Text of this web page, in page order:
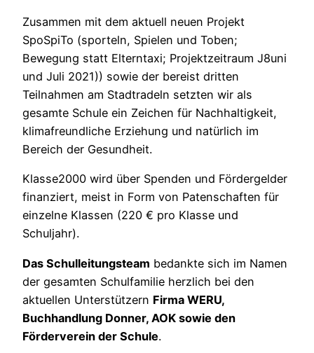
Zusammen mit dem aktuell neuen Projekt
SpoSpiTo (sporteln, Spielen und Toben;
Bewegung statt Elterntaxi; Projektzeitraum J8uni
und Juli 2021)) sowie der bereist dritten
Teilnahmen am Stadtradeln setzten wir als
gesamte Schule ein Zeichen für Nachhaltigkeit,
klimafreundliche Erziehung und natürlich im
Bereich der Gesundheit.
Klasse2000 wird über Spenden und Fördergelder
finanziert, meist in Form von Patenschaften für
einzelne Klassen (220 € pro Klasse und
Schuljahr).
Das Schulleitungsteam bedankte sich im Namen
der gesamten Schulfamilie herzlich bei den
aktuellen Unterstützern Firma WERU,
Buchhandlung Donner, AOK sowie den
Förderverein der Schule.